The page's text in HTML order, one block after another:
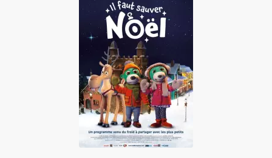
Il faut sauver Noël